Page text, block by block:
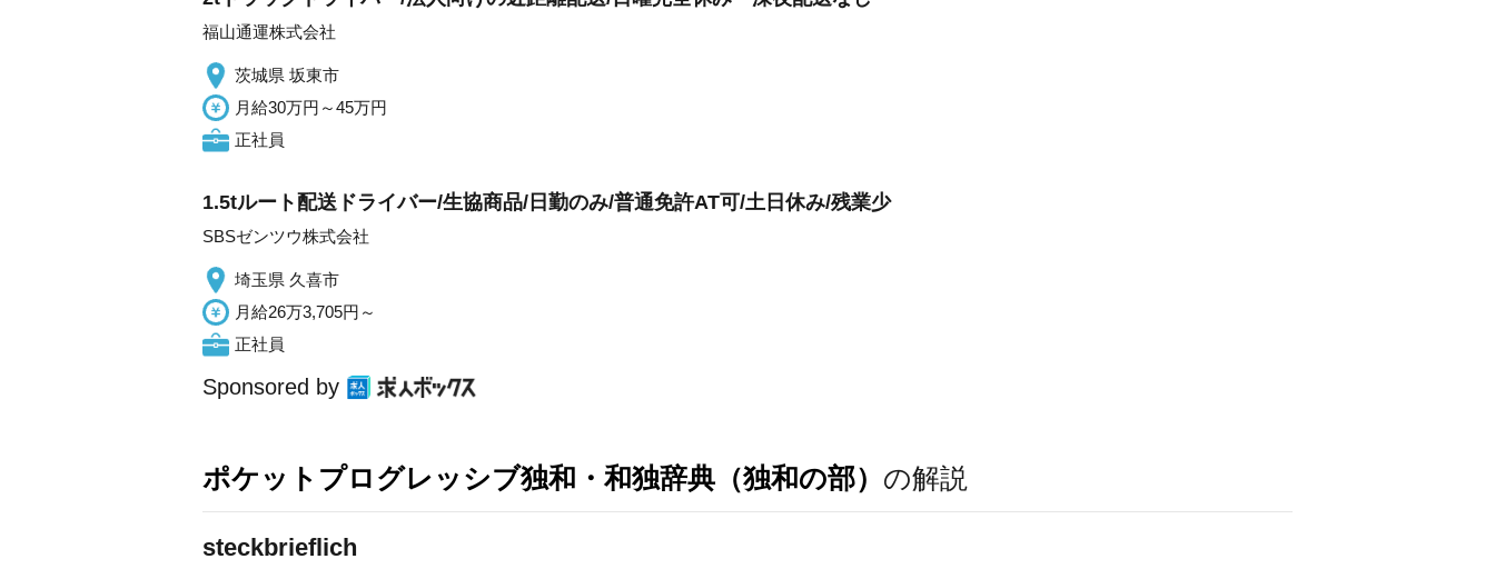
福山通運株式会社
茨城県 坂東市
月給30万円～45万円
正社員
1.5tルート配送ドライバー/生協商品/日勤のみ/普通免許AT可/土日休み/残業少
SBSゼンツウ株式会社
埼玉県 久喜市
月給26万3,705円～
正社員
Sponsored by
ポケットプログレッシブ独和・和独辞典（独和の部） の解説
steckbrieflich